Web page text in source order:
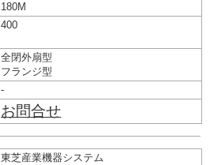
180M
400
全閉外扇型
フランジ型
-
お問合せ
東芝産業機器システム